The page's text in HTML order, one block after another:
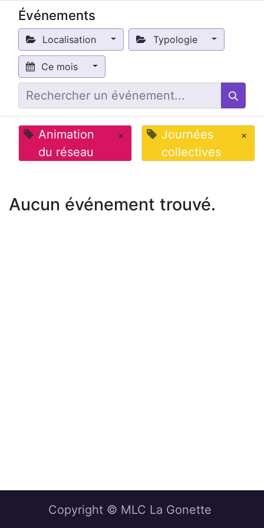
Événements
Localisation Typologie
Ce mois
Animation
du réseau
×
Journées
collectives
×
Aucun événement trouvé.
Copyright © MLC La Gonette